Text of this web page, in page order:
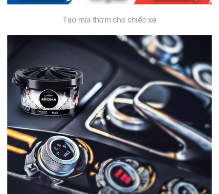
Tạo mùi thơm cho chiếc xe